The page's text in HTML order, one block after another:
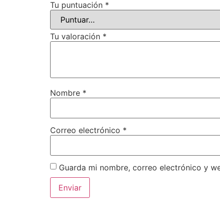
Tu puntuación *
Tu valoración *
Nombre *
Correo electrónico *
Guarda mi nombre, correo electrónico y